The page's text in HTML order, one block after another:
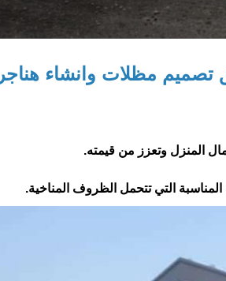
تصميم مظلات وانشاء هناجر
المنزل وتعزز من قيمته.
التي تتحمل الظروف المناخية.